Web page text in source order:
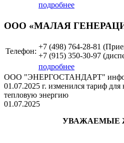
подробнее
ООО «МАЛАЯ
Телефон:
+7 (498) 764-28-81
+7 (915) 350-30-97
подробнее
ООО "ЭНЕРГОСТАНДАРТ"
01.07.2025 г. изменился тариф
тепловую энергию
01.07.2025
УВАЖАЕМЫЕ